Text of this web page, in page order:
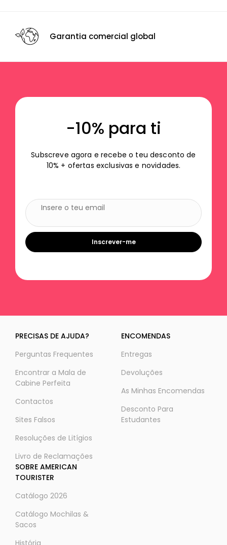
Garantia comercial global
-10% para ti
Subscreve agora e recebe o teu desconto de
10% + ofertas exclusivas e novidades.
Inscrever-me
PRECISAS DE AJUDA?
Perguntas Frequentes
Encontrar a Mala de
Cabine Perfeita
Contactos
Sites Falsos
Resoluções de Litígios
Livro de Reclamações
ENCOMENDAS
Entregas
Devoluções
As Minhas Encomendas
Desconto Para
Estudantes
SOBRE AMERICAN
TOURISTER
Catálogo 2026
Catálogo Mochilas &
Sacos
História